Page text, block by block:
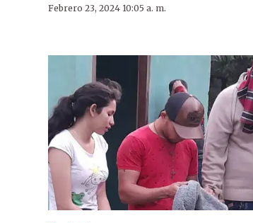
Febrero 23, 2024 10:05 a. m.